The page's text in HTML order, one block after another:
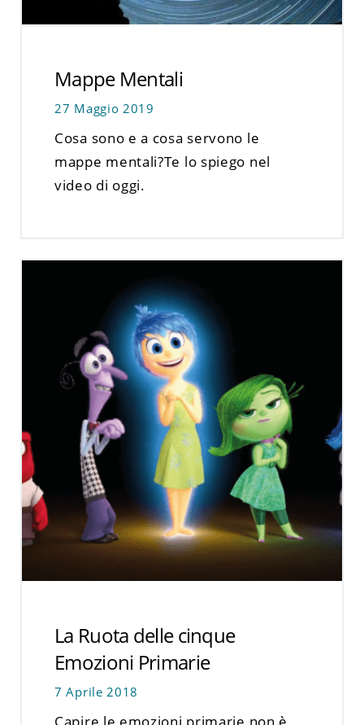
Mappe Mentali
27 Maggio 2019
Cosa sono e a cosa servono le
mappe mentali?Te lo spiego nel
video di oggi.
La Ruota delle cinque
Emozioni Primarie
7 Aprile 2018
Capire le emozioni primarie non è